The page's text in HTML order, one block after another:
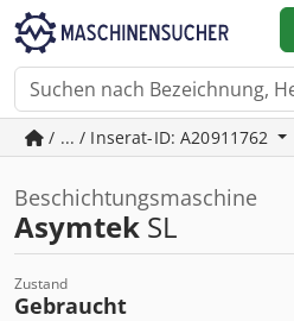
/ ... / Inserat-ID: A20911762
Beschichtungsmaschine
Asymtek SL
Zustand
Gebraucht